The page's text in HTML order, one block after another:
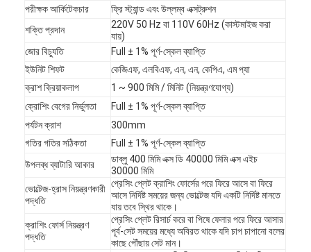
পরীক্ষক আর্কিটেকচার
ফ্রি স্ট্যান্ড এবং উল্লম্ব এক্সট্রুশন
শক্তি প্রদান
220V 50 Hz বা 110V 60Hz (কাস্টমাইজ করা
যায়)
জোর বিচ্যুতি
Full ± 1% পূর্ণ-স্কেল ব্যাপ্তি
ইউনিট শিফট
কেজিএফ, এলবিএফ, এন, এন, কেপিএ, এম প্যা
ক্রাশ ক্রিয়াকলাপ
1 ~ 900 মিমি / মিনিট (নিয়ন্ত্রণযোগ্য)
ক্রোশিং বেগের নির্ভুলতা
Full ± 1% পূর্ণ-স্কেল ব্যাপ্তি
পর্যটন ক্রাশ
300mm
গতির গতির সঠিকতা
Full ± 1% পূর্ণ-স্কেল ব্যাপ্তি
উপলব্ধ ব্যাটারি আকার
ডাব্লু 400 মিমি এক্স ডি 40000 মিমি এক্স এইচ
30000 মিমি
ভোল্টেজ-হ্রাস নিয়ন্ত্রণকারী
পদ্ধতি
প্রেসিং প্লেট ক্রাশিং ফোর্সের পরে ফিরে আসে বা ফিরে
আসে নির্দিষ্ট সময়ের জন্য ভোল্টেজ যদি একটি নির্দিষ্ট মানতে
যায় তবে স্থির থাকে।
ক্রাশিং ফোর্স নিয়ন্ত্রণ
পদ্ধতি
প্রেসিং প্লেট রিসার্চ করে বা পিষে ফেলার পরে ফিরে আসার
পূর্ব-সেট সময়ের মধ্যে অবিরত থাকে যদি চাপ চাপানো বলের
কাছে পৌঁছায় সেট মান।